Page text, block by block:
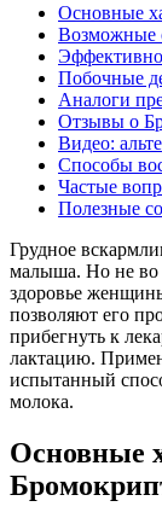
Основные
Возможные
Побочные
Аналоги
Отзывы о
Видео:
Способы
Частые
Полезные
Грудное
малыша. Но не во
здоровье
позволяют его
прибегнуть к
лактацию.
испытанный
молока.
Основные